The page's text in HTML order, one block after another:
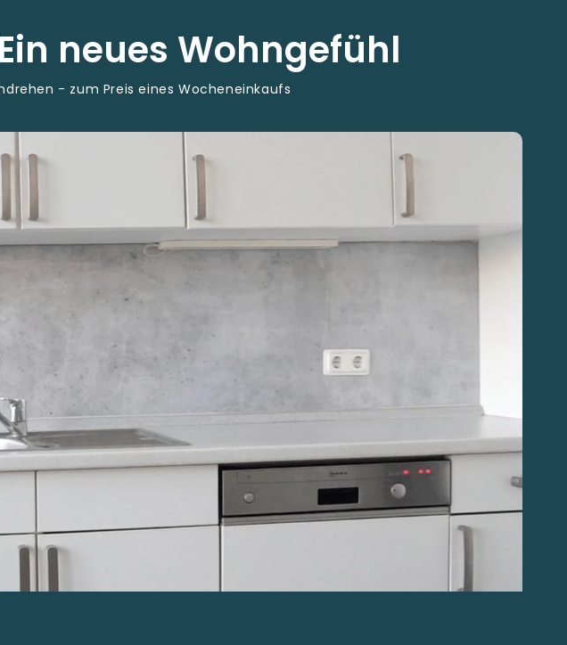
neues Wohngefühl
- zum Preis eines Wocheneinkaufs